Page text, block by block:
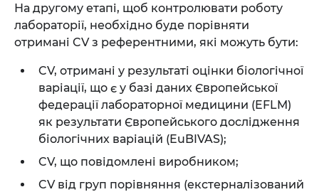
На другому етапі, щоб контролювати роботу
лабораторії, необхідно буде порівняти
отримані CV з референтними, які можуть бути:
CV, отримані у результаті оцінки біологічної
варіації, що є у базі даних Європейської
федерації лабораторної медицини (EFLM)
як результати Європейського дослідження
біологічних варіацій (EuBIVAS);
CV, що повідомлені виробником;
CV від груп порівняння (екстерналізований